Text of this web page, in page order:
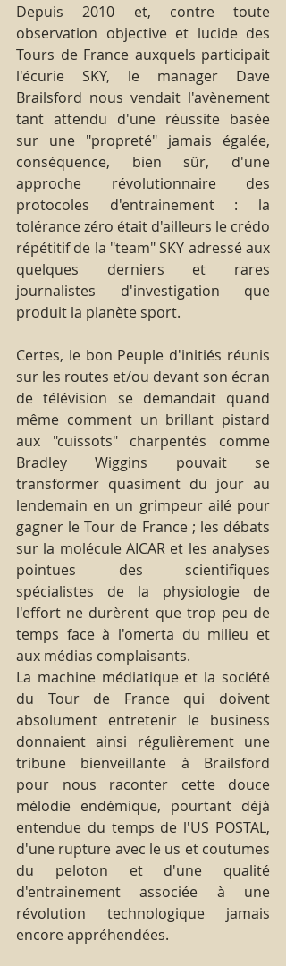
Depuis 2010 et, contre toute
observation objective et lucide des
Tours de France auxquels participait
l'écurie SKY, le manager Dave
Brailsford nous vendait l'avènement
tant attendu d'une réussite basée
sur une "propreté" jamais égalée,
conséquence, bien sûr, d'une
approche révolutionnaire des
protocoles d'entrainement : la
tolérance zéro était d'ailleurs le crédo
répétitif de la "team" SKY adressé aux
quelques derniers et rares
journalistes d'investigation que
produit la planète sport.
Certes, le bon Peuple d'initiés réunis
sur les routes et/ou devant son écran
de télévision se demandait quand
même comment un brillant pistard
aux "cuissots" charpentés comme
Bradley Wiggins pouvait se
transformer quasiment du jour au
lendemain en un grimpeur ailé pour
gagner le Tour de France ; les débats
sur la molécule AICAR et les analyses
pointues des scientifiques
spécialistes de la physiologie de
l'effort ne durèrent que trop peu de
temps face à l'omerta du milieu et
aux médias complaisants.
La machine médiatique et la société
du Tour de France qui doivent
absolument entretenir le business
donnaient ainsi régulièrement une
tribune bienveillante à Brailsford
pour nous raconter cette douce
mélodie endémique, pourtant déjà
entendue du temps de l'US POSTAL,
d'une rupture avec le us et coutumes
du peloton et d'une qualité
d'entrainement associée à une
révolution technologique jamais
encore appréhendées.